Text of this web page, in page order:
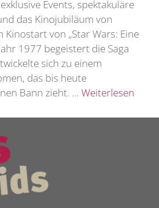
Events, spektakuläre
das Kinojubiläum von
Kinostart von „Star Wars: Eine
1977 begeistert die Saga
sich zu einem
das bis heute
Bann zieht. … Weiterlesen